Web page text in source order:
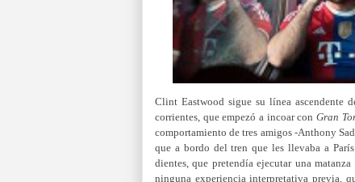
Clint Eastwood sigue su línea ascendente
corrientes, que empezó a incoar conGran
comportamiento de tres amigos -Anthony
que a bordo del tren que les llevaba a
dientes, que pretendía ejecutar una matanza
ninguna experiencia interpretativa previa,